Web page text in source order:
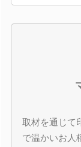
取材を通じて
で温かいお人